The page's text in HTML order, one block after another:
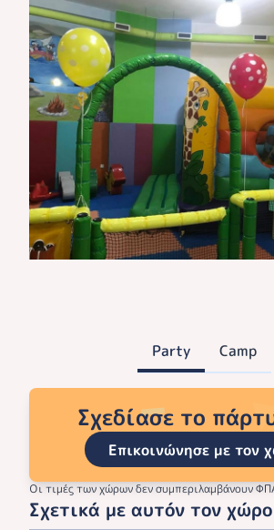
Party Camp
Σχεδίασε το
Επικοινώνησε με τον
Οι τιμές των χώρων δεν συμπεριλαμβάνουν
Σχετικά με αυτόν τον χώρο